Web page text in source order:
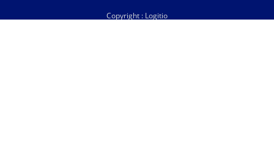
Copyright : Logitio